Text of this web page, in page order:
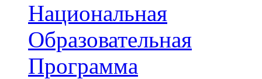
Национальная
Образовательная
Программа